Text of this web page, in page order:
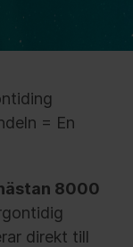
= En
8000
direkt till